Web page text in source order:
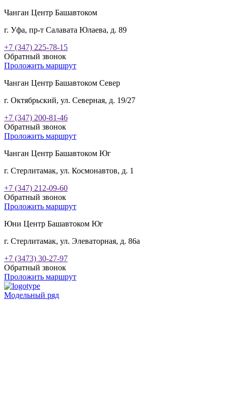
Чанган Центр Башавтоком
г. Уфа, пр-т Салавата Юлаева, д. 89
+7 (347) 225-78-15
Обратный звонок
Проложить маршрут
Чанган Центр Башавтоком Север
г. Октябрьский, ул. Северная, д. 19/27
+7 (347) 200-81-46
Обратный звонок
Проложить маршрут
Чанган Центр Башавтоком Юг
г. Стерлитамак, ул. Космонавтов, д. 1
+7 (347) 212-09-60
Обратный звонок
Проложить маршрут
Юни Центр Башавтоком Юг
г. Стерлитамак, ул. Элеваторная, д. 86а
+7 (3473) 30-27-97
Обратный звонок
Проложить маршрут
Модельный ряд